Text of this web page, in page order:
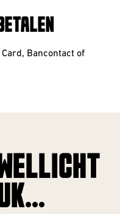
Bancontact of